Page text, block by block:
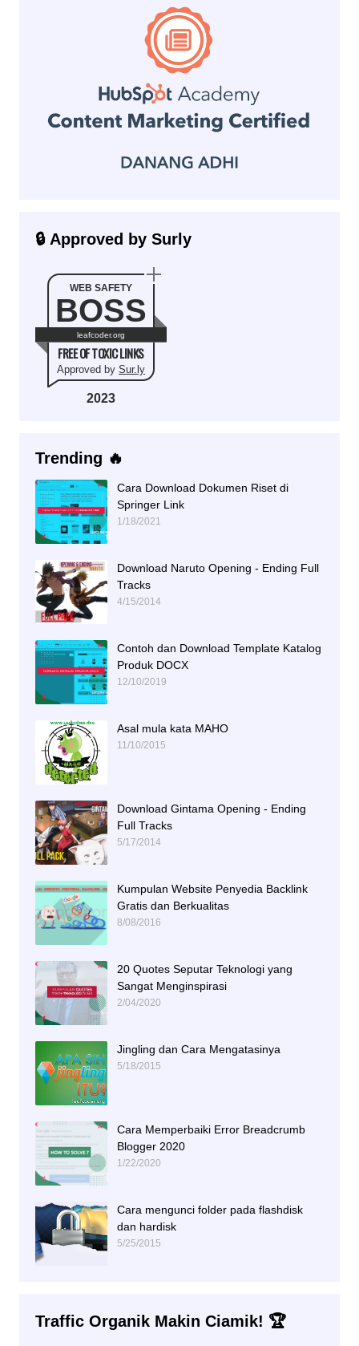
🔒 Approved by Surly
WEB SAFETY
BOSS
leafcoder.org
FREE OF TOXIC LINKS
Approved by Sur.ly
2023
Trending 🔥
Cara Download Dokumen Riset di
Springer Link
1/18/2021
Download Naruto Opening - Ending Full
Tracks
4/15/2014
Contoh dan Download Template Katalog
Produk DOCX
12/10/2019
Asal mula kata MAHO
11/10/2015
Download Gintama Opening - Ending
Full Tracks
5/17/2014
Kumpulan Website Penyedia Backlink
Gratis dan Berkualitas
8/08/2016
20 Quotes Seputar Teknologi yang
Sangat Menginspirasi
2/04/2020
Jingling dan Cara Mengatasinya
5/18/2015
Cara Memperbaiki Error Breadcrumb
Blogger 2020
1/22/2020
Cara mengunci folder pada flashdisk
dan hardisk
5/25/2015
Traffic Organik Makin Ciamik! 🏆